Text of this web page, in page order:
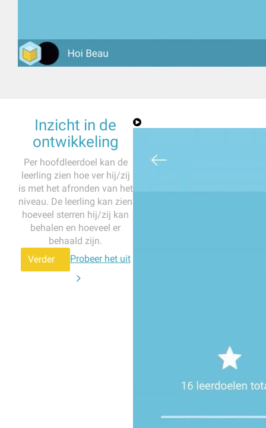
Inzicht in de
ontwikkeling
Per hoofdleerdoel kan de
leerling zien hoe ver hij/zij
is met het afronden van het
niveau. De leerling kan zien
hoeveel sterren hij/zij kan
behalen en hoeveel er
behaald zijn.
Verder
Probeer het uit